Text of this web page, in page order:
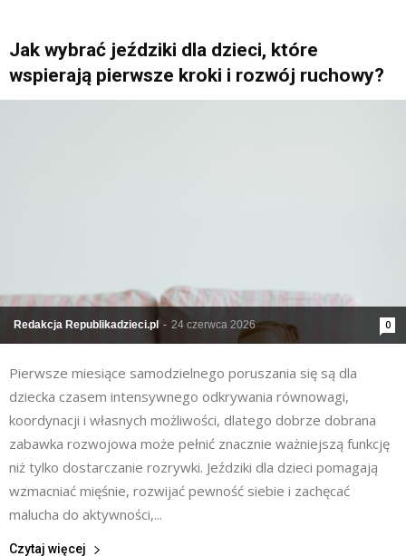
Jak wybrać jeździki dla dzieci, które
wspierają pierwsze kroki i rozwój ruchowy?
Redakcja Republikadzieci.pl - 24 czerwca 2026 0
Pierwsze miesiące samodzielnego poruszania się są dla
dziecka czasem intensywnego odkrywania równowagi,
koordynacji i własnych możliwości, dlatego dobrze dobrana
zabawka rozwojowa może pełnić znacznie ważniejszą funkcję
niż tylko dostarczanie rozrywki. Jeździki dla dzieci pomagają
wzmacniać mięśnie, rozwijać pewność siebie i zachęcać
malucha do aktywności,...
Czytaj więcej